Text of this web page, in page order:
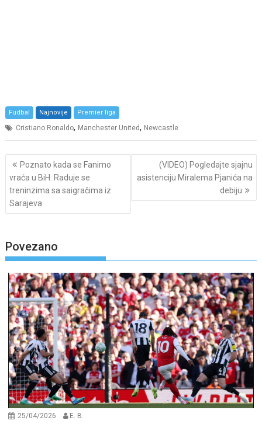
Fudbal Najnovije Premier liga
Cristiano Ronaldo, Manchester United, Newcastle
Post
navigation
Poznato kada se Fanimo
vraća u BiH: Raduje se
treninzima sa saigračima iz
Sarajeva
(VIDEO) Pogledajte sjajnu
asistenciju Miralema Pjanića na
debiju
Povezano
25/04/2026 E. B.